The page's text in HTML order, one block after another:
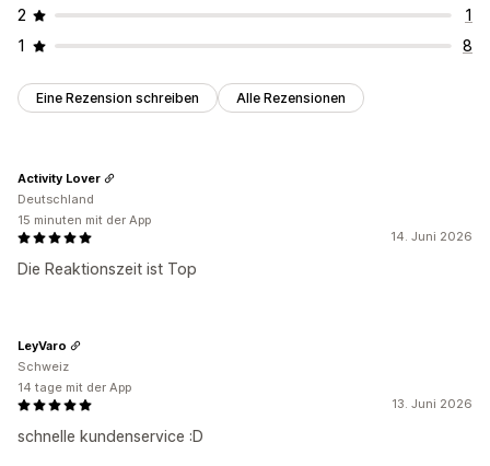
2
1
1
8
Eine Rezension schreiben Alle Rezensionen
14. Juni 2026
Die Reaktionszeit ist Top
Activity Lover
Deutschland
15 minuten mit der App
13. Juni 2026
schnelle kundenservice :D
LeyVaro
Schweiz
14 tage mit der App